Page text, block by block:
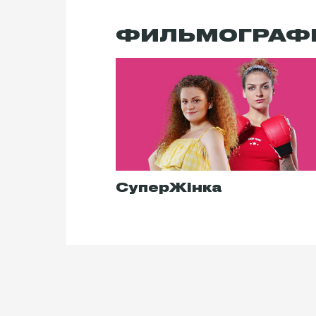
СуперЖінка